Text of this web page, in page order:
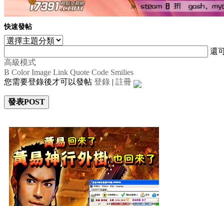
快速發帖
還
高級模式
B Color Image Link Quote Code Smilies
您需要登錄後才可以發帖 登錄 | 註冊
發表POST